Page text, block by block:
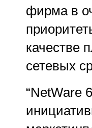
фирма в
качестве
сетевых
“NetWare